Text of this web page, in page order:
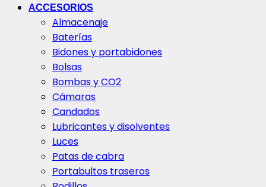
ACCESORIOS
Almacenaje
Baterías
Bidones y portabidones
Bolsas
Bombas y CO2
Cámaras
Candados
Lubricantes y disolventes
Luces
Patas de cabra
Portabultos traseros